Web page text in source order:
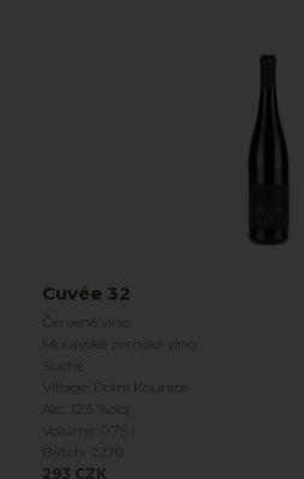
Cuvée 32
Červené víno
Moravské zemské víno
Suché
Village: Dolní Kounice
Alc.: 12.5 %obj
Volume: 0.75 l
Batch: 2270
293 CZK